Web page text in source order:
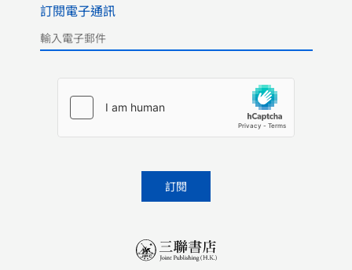
訂閱電子通訊